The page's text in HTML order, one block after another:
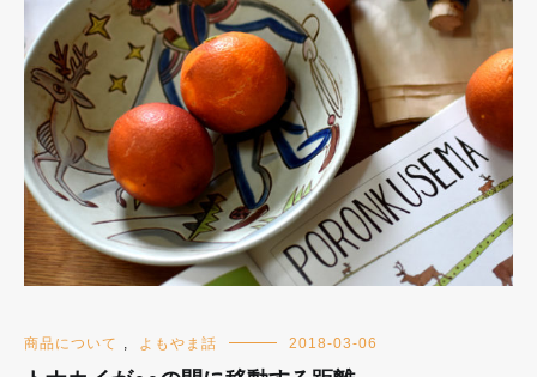
商品について よもやま話 2018-03-06